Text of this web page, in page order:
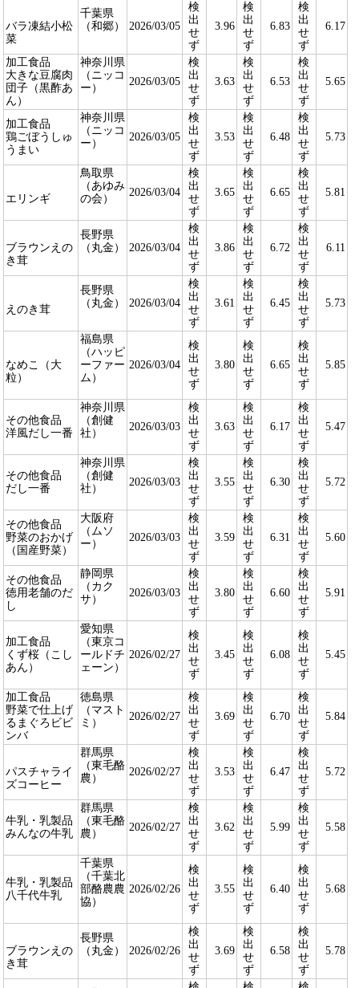
バラ凍結小松
菜
千葉県
（和郷）
2026/03/05
検
出
せ
ず
3.96
検
出
せ
ず
6.83
検
出
せ
ず
6.17
加工食品
大きな豆腐肉
団子（黒酢あ
ん）
神奈川県
（ニッコ
ー）
2026/03/05
検
出
せ
ず
3.63
検
出
せ
ず
6.53
検
出
せ
ず
5.65
加工食品
鶏ごぼうしゅ
うまい
神奈川県
（ニッコ
ー）
2026/03/05
検
出
せ
ず
3.53
検
出
せ
ず
6.48
検
出
せ
ず
5.73
エリンギ
鳥取県
（あゆみ
の会）
2026/03/04
検
出
せ
ず
3.65
検
出
せ
ず
6.65
検
出
せ
ず
5.81
ブラウンえの
き茸
長野県
（丸金）
2026/03/04
検
出
せ
ず
3.86
検
出
せ
ず
6.72
検
出
せ
ず
6.11
えのき茸
長野県
（丸金）
2026/03/04
検
出
せ
ず
3.61
検
出
せ
ず
6.45
検
出
せ
ず
5.73
なめこ（大
粒）
福島県
（ハッピ
ーファー
ム）
2026/03/04
検
出
せ
ず
3.80
検
出
せ
ず
6.65
検
出
せ
ず
5.85
その他食品
洋風だし一番
神奈川県
（創健
社）
2026/03/03
検
出
せ
ず
3.63
検
出
せ
ず
6.17
検
出
せ
ず
5.47
その他食品
だし一番
神奈川県
（創健
社）
2026/03/03
検
出
せ
ず
3.55
検
出
せ
ず
6.30
検
出
せ
ず
5.72
その他食品
野菜のおかげ
（国産野菜）
大阪府
（ムソ
ー）
2026/03/03
検
出
せ
ず
3.59
検
出
せ
ず
6.31
検
出
せ
ず
5.60
その他食品
徳用老舗のだ
し
静岡県
（カク
サ）
2026/03/03
検
出
せ
ず
3.80
検
出
せ
ず
6.60
検
出
せ
ず
5.91
加工食品
くず桜（こし
あん）
愛知県
（東京コ
ールドチ
ェーン）
2026/02/27
検
出
せ
ず
3.45
検
出
せ
ず
6.08
検
出
せ
ず
5.45
加工食品
野菜で仕上げ
るまぐろビビ
ンバ
徳島県
（マスト
ミ）
2026/02/27
検
出
せ
ず
3.69
検
出
せ
ず
6.70
検
出
せ
ず
5.84
パスチャライ
ズコーヒー
群馬県
（東毛酪
農）
2026/02/27
検
出
せ
ず
3.53
検
出
せ
ず
6.47
検
出
せ
ず
5.72
牛乳・乳製品
みんなの牛乳
群馬県
（東毛酪
農）
2026/02/27
検
出
せ
ず
3.62
検
出
せ
ず
5.99
検
出
せ
ず
5.58
牛乳・乳製品
八千代牛乳
千葉県
（千葉北
部酪農農
協）
2026/02/26
検
出
せ
ず
3.55
検
出
せ
ず
6.40
検
出
せ
ず
5.68
ブラウンえの
き茸
長野県
（丸金）
2026/02/26
検
出
せ
ず
3.69
検
出
せ
ず
6.58
検
出
せ
ず
5.78